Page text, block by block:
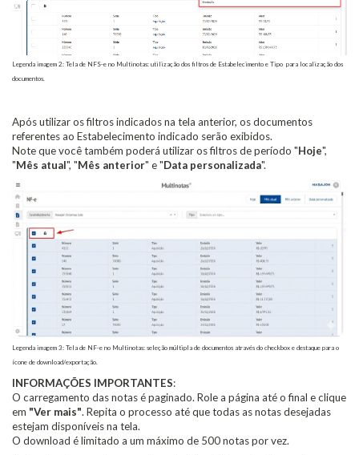
Legenda imagem 2: Tela de NFS-e no Multinotas: utilização dos filtros de Estabelecimento e Tipo para localização dos
documentos.
Após utilizar os filtros indicados na tela anterior, os documentos
referentes ao Estabelecimento indicado serão exibidos.
Note que você também poderá utilizar os filtros de período "Hoje",
"Mês atual", "Mês anterior" e "Data personalizada".
Legenda imagem 3: Tela de NF-e no Multinotas: seleção múltipla de documentos através do checkbox e destaque para o
ícone de download/exportação.
INFORMAÇÕES IMPORTANTES:
O carregamento das notas é paginado. Role a página até o final e clique
em "Ver mais". Repita o processo até que todas as notas desejadas
estejam disponíveis na tela.
O download é limitado a um máximo de 500 notas por vez.